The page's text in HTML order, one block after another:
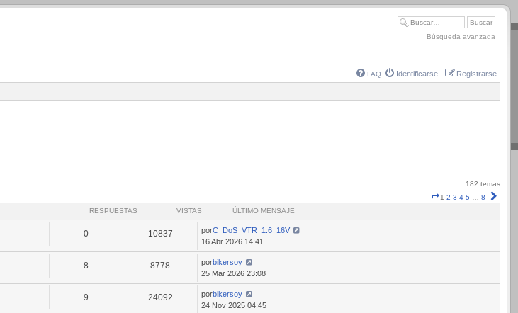
Búsqueda avanzada
FAQ Identificarse Registrarse
182 temas
Página
1 2 3 4 5 8
RESPUESTAS VISTAS ÚLTIMO MENSAJE
0 10837 porC_DoS_VTR_1.6_16V
16 Abr 2026 14:41
8 8778 porbikersoy
25 Mar 2026 23:08
9 24092 porbikersoy
24 Nov 2025 04:45